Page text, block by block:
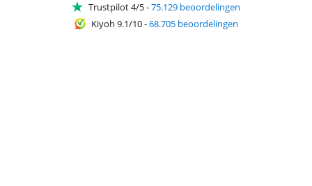
Trustpilot 4/5-75.129 beoordelingen
Kiyoh 9.1/10-68.705 beoordelingen